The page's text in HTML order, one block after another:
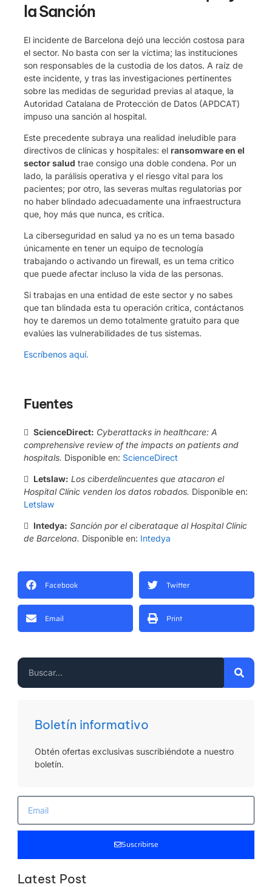
la Sanción
El incidente de Barcelona dejó una lección costosa para
el sector. No basta con ser la víctima; las instituciones
son responsables de la custodia de los datos. A raíz de
este incidente, y tras las investigaciones pertinentes
sobre las medidas de seguridad previas al ataque, la
Autoridad Catalana de Protección de Datos (APDCAT)
impuso una sanción al hospital.
Este precedente subraya una realidad ineludible para
directivos de clínicas y hospitales: el ransomware en el
sector salud trae consigo una doble condena. Por un
lado, la parálisis operativa y el riesgo vital para los
pacientes; por otro, las severas multas regulatorias por
no haber blindado adecuadamente una infraestructura
que, hoy más que nunca, es crítica.
La ciberseguridad en salud ya no es un tema basado
únicamente en tener un equipo de tecnología
trabajando o activando un firewall, es un tema critico
que puede afectar incluso la vida de las personas.
Si trabajas en una entidad de este sector y no sabes
que tan blindada esta tu operación critica, contáctanos
hoy te daremos un demo totalmente gratuito para que
evalúes las vulnerabilidades de tus sistemas.
Escríbenos aquí.
Fuentes
 ScienceDirect: Cyberattacks in healthcare: A
comprehensive review of the impacts on patients and
hospitals. Disponible en: ScienceDirect
 Letslaw: Los ciberdelincuentes que atacaron el
Hospital Clínic venden los datos robados. Disponible en:
Letslaw
 Intedya: Sanción por el ciberataque al Hospital Clínic
de Barcelona. Disponible en: Intedya
Facebook Twitter
Email Print
Boletín informativo
Obtén ofertas exclusivas suscribiéndote a nuestro
boletín.
Suscribirse
Latest Post